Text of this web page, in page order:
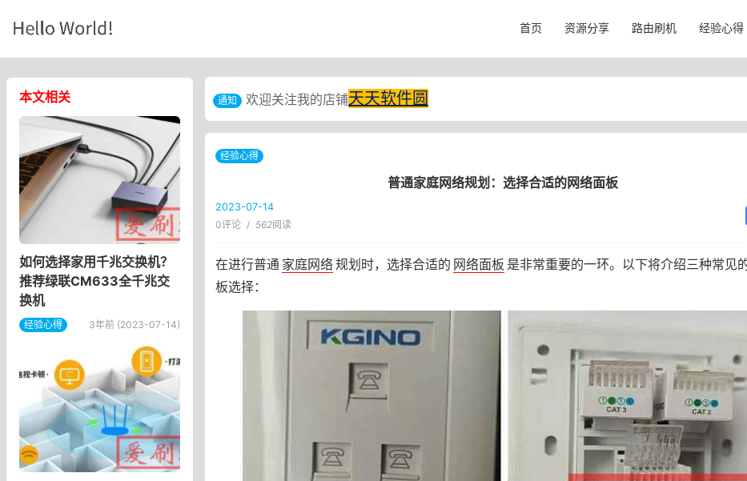
首页 资源分享 路由刷机 经验心得
本文相关
如何选择家用千兆交换机？
推荐绿联CM633全千兆交
换机
经验心得 3年前 (2023-07-14)
通知 欢迎关注我的店铺天天软件圆
经验心得
普通家庭网络规划：选择合适的网络面板
2023-07-14
0评论 / 562阅读
在进行普通 家庭网络规划时，选择合适的 网络面板 是非常重要的一环。以下将介绍三种常见
板选择：